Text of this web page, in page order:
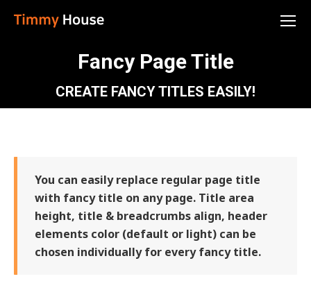
Fancy Page Title
CREATE FANCY TITLES EASILY!
You are here:
You can easily replace regular page title
with fancy title on any page. Title area
height, title & breadcrumbs align, header
elements color (default or light) can be
chosen individually for every fancy title.